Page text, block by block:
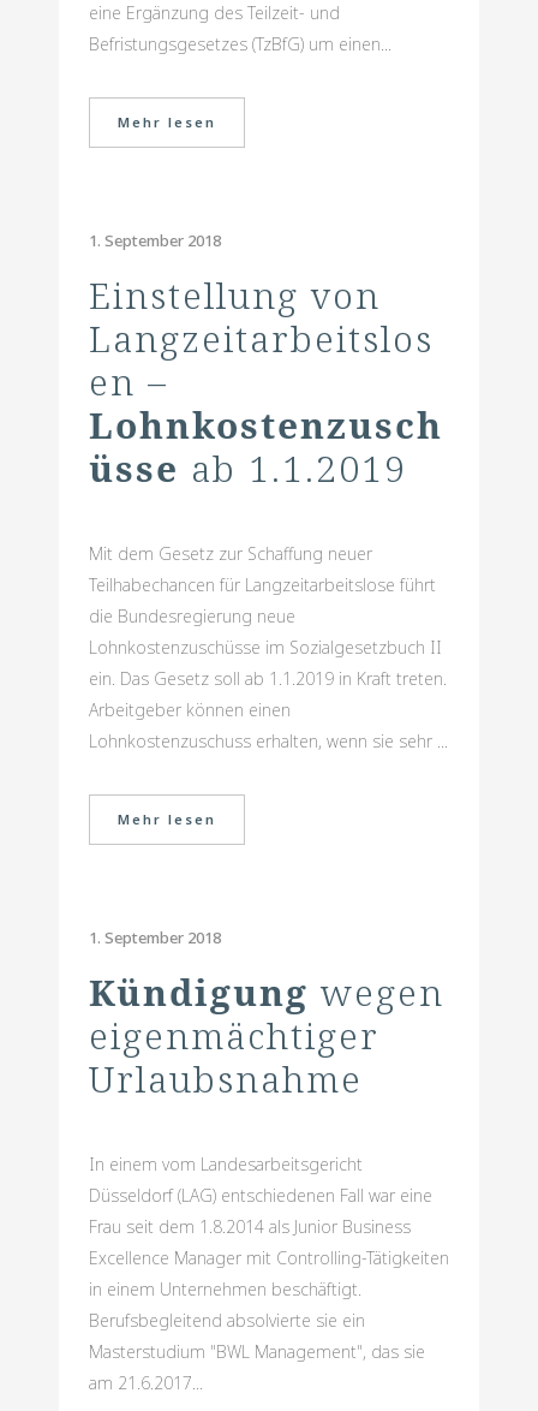
eine Ergänzung des Teilzeit- und
Befristungsgesetzes (TzBfG) um einen...
Mehr lesen
1. September 2018
Einstellung von
Langzeitarbeitslos
en –
Lohnkostenzusch
üsse ab 1.1.2019
Mit dem Gesetz zur Schaffung neuer
Teilhabechancen für Langzeitarbeitslose führt
die Bundesregierung neue
Lohnkostenzuschüsse im Sozialgesetzbuch II
ein. Das Gesetz soll ab 1.1.2019 in Kraft treten.
Arbeitgeber können einen
Lohnkostenzuschuss erhalten, wenn sie sehr ...
Mehr lesen
1. September 2018
Kündigung wegen
eigenmächtiger
Urlaubsnahme
In einem vom Landesarbeitsgericht
Düsseldorf (LAG) entschiedenen Fall war eine
Frau seit dem 1.8.2014 als Junior Business
Excellence Manager mit Controlling-Tätigkeiten
in einem Unternehmen beschäftigt.
Berufsbegleitend absolvierte sie ein
Masterstudium "BWL Management", das sie
am 21.6.2017...